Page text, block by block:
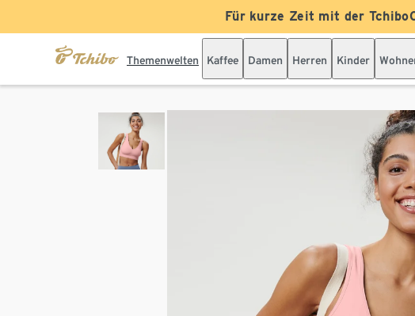
Für kurze Zeit mit der
Themenwelten Kaffee Damen Herren Kinder